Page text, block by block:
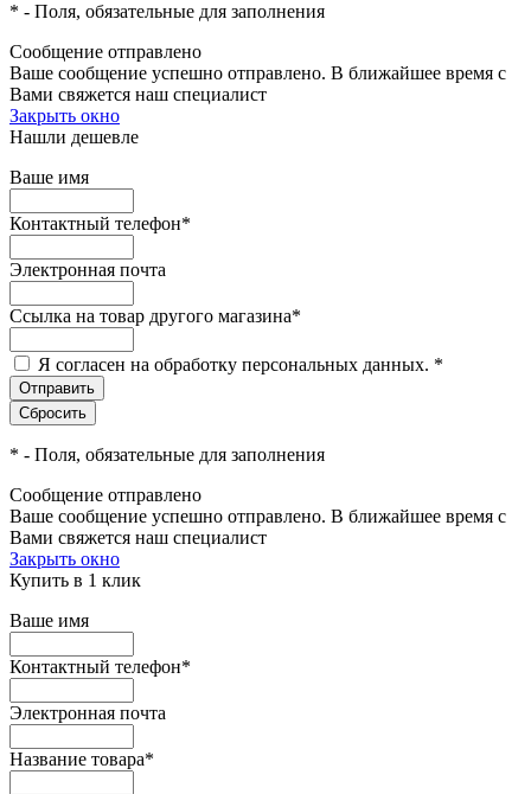
* - Поля, обязательные для заполнения
Сообщение отправлено
Ваше сообщение успешно отправлено. В ближайшее время с
Вами свяжется наш специалист
Закрыть окно
Нашли дешевле
Ваше имя
Контактный телефон*
Электронная почта
Ссылка на товар другого магазина*
Я согласен на обработку персональных данных. *
* - Поля, обязательные для заполнения
Сообщение отправлено
Ваше сообщение успешно отправлено. В ближайшее время с
Вами свяжется наш специалист
Закрыть окно
Купить в 1 клик
Ваше имя
Контактный телефон*
Электронная почта
Название товара*